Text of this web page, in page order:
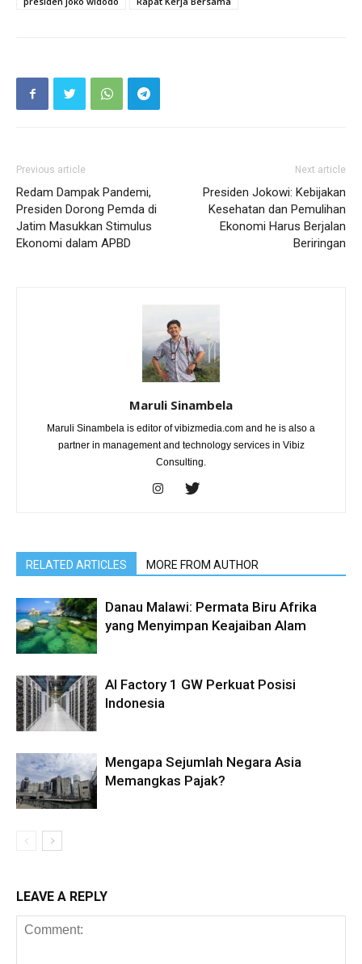
Previous article
Redam Dampak Pandemi,
Presiden Dorong Pemda di
Jatim Masukkan Stimulus
Ekonomi dalam APBD
Next article
Presiden Jokowi: Kebijakan
Kesehatan dan Pemulihan
Ekonomi Harus Berjalan
Beriringan
Maruli Sinambela
Maruli Sinambela is editor of vibizmedia.com and he is also a
partner in management and technology services in Vibiz
Consulting.
RELATED ARTICLES MORE FROM AUTHOR
Danau Malawi: Permata Biru Afrika
yang Menyimpan Keajaiban Alam
AI Factory 1 GW Perkuat Posisi
Indonesia
Mengapa Sejumlah Negara Asia
Memangkas Pajak?
LEAVE A REPLY